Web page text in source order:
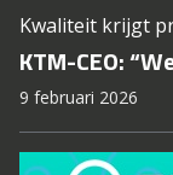
Kwaliteit krijgt
KTM-CEO:
9 februari 2026